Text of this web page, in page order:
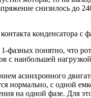
снизилось до
конденсатора с
фазных понятно, что
с наибольшей
асинхронного
нормально, с одной
на одной фазе.